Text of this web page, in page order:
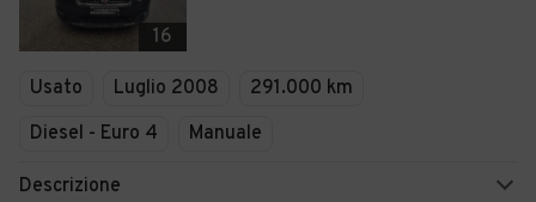
16
Usato Luglio 2008
291.000 km
Diesel - Euro 4
Manuale
Descrizione